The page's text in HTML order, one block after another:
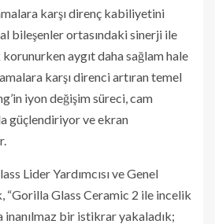
karşı direnç kabiliyetini
bileşenler ortasındaki sinerji ile
aygıt daha sağlam hale
karşı direnci artıran temel
iyon değişim süreci, cam
güçlendiriyor ve ekran
Lider Yardımcısı ve Genel
“Gorilla Glass Ceramic 2 ile incelik
inanılmaz bir istikrar yakaladık;